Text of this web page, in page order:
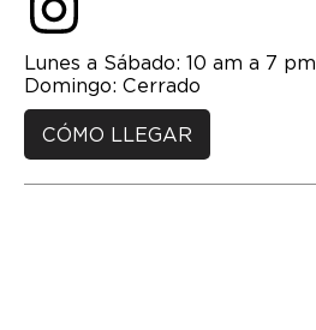
Lunes a Sábado: 10 am a 7 pm
Domingo: Cerrado
CÓMO LLEGAR